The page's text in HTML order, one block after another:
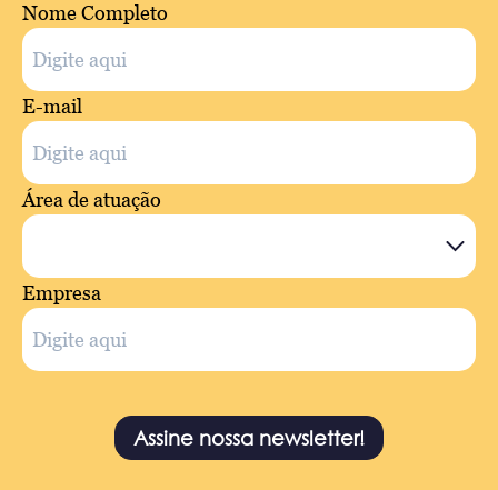
Nome Completo
E-mail
Área de atuação
Empresa
Assine nossa newsletter!